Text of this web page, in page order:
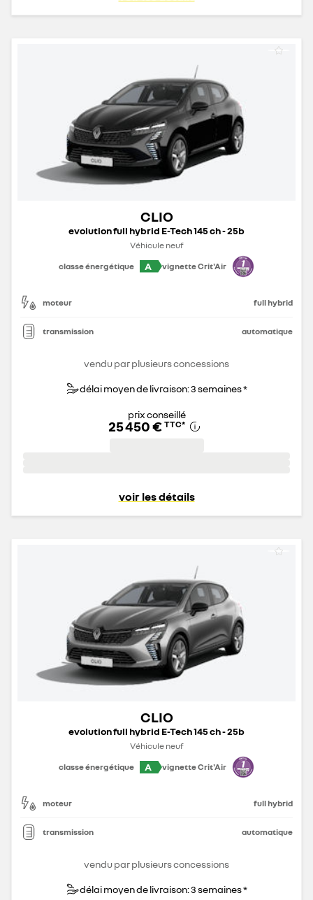
CLIO
evolution full hybrid E-Tech 145 ch - 25b
Véhicule neuf
classe énergétique
A vignette Crit'Air
moteur full hybrid
transmission automatique
vendu par plusieurs concessions
délai moyen de livraison: 3 semaines *
prix conseillé
25 450 € TTC*
voir les détails
CLIO
evolution full hybrid E-Tech 145 ch - 25b
Véhicule neuf
classe énergétique
A vignette Crit'Air
moteur full hybrid
transmission automatique
vendu par plusieurs concessions
délai moyen de livraison: 3 semaines *